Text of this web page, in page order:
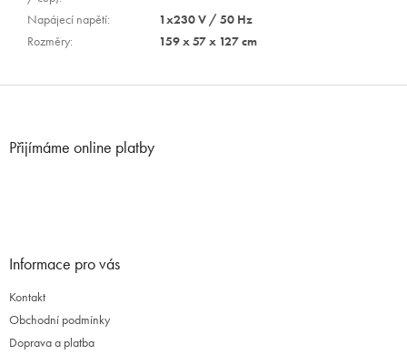
Napájecí napětí:
1x230 V / 50 Hz
Rozměry: 159 x 57 x 127 cm
Přijímáme online platby
Informace pro vás
Kontakt
Obchodní podmínky
Doprava a platba